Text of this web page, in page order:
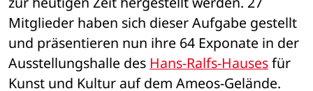
Mitglieder haben sich dieser Aufgabe gestellt
und präsentieren nun ihre 64 Exponate in der
Ausstellungshalle des Hans-Ralfs-Hauses für
Kunst und Kultur auf dem Ameos-Gelände.